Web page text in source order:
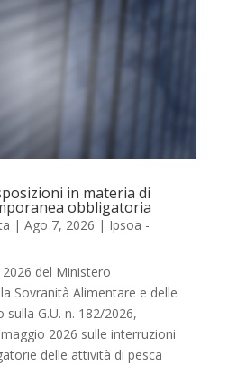
in materia di
obbligatoria
| Ago 7, 2026 | Ipsoa -
del Ministero
Sovranità Alimentare e delle
G.U. n. 182/2026,
2026 sulle interruzioni
delle attività di pesca